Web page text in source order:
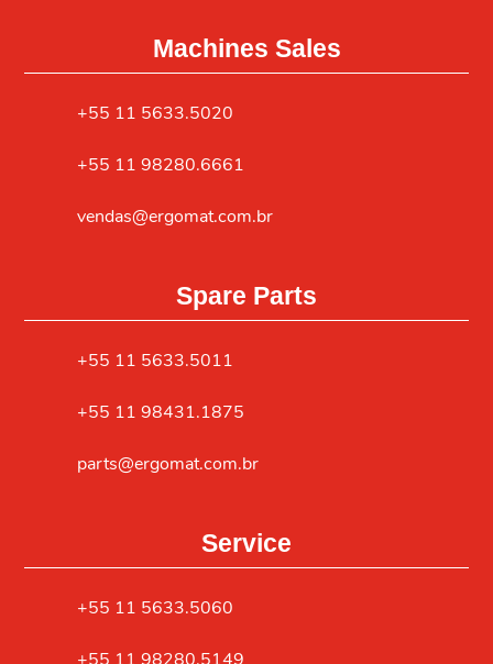
Machines Sales
+55 11 5633.5020
+55 11 98280.6661
vendas@ergomat.com.br
Spare Parts
+55 11 5633.5011
+55 11 98431.1875
parts@ergomat.com.br
Service
+55 11 5633.5060